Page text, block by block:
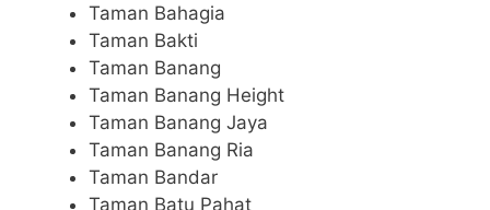
Taman Bahagia
Taman Bakti
Taman Banang
Taman Banang Height
Taman Banang Jaya
Taman Banang Ria
Taman Bandar
Taman Batu Pahat